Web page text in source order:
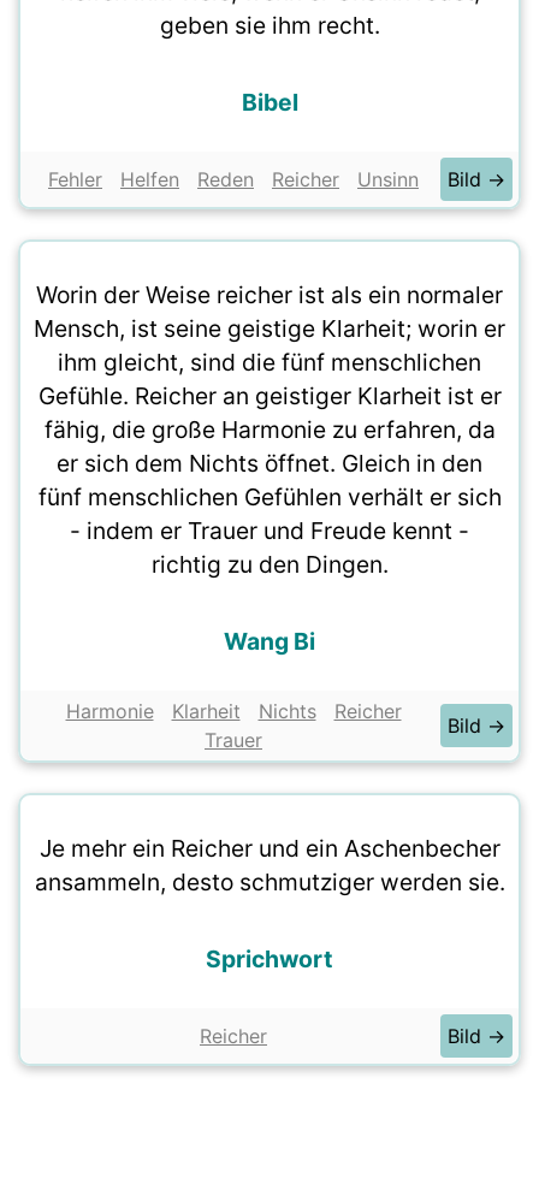
geben sie ihm recht.
Bibel
Fehler Helfen Reden Reicher Unsinn Bild →
Worin der Weise reicher ist als ein normaler
Mensch, ist seine geistige Klarheit; worin er
ihm gleicht, sind die fünf menschlichen
Gefühle. Reicher an geistiger Klarheit ist er
fähig, die große Harmonie zu erfahren, da
er sich dem Nichts öffnet. Gleich in den
fünf menschlichen Gefühlen verhält er sich
- indem er Trauer und Freude kennt -
richtig zu den Dingen.
Wang Bi
Harmonie Klarheit Nichts
Reicher
Trauer
Bild →
Je mehr ein Reicher und ein Aschenbecher
ansammeln, desto schmutziger werden sie.
Sprichwort
Reicher Bild →